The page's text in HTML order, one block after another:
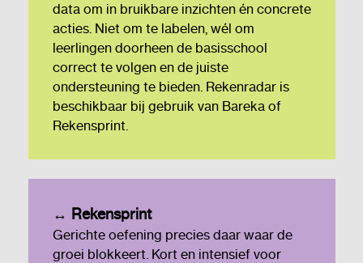
data om in bruikbare inzichten én concrete
acties. Niet om te labelen, wél om
leerlingen doorheen de basisschool
correct te volgen en de juiste
ondersteuning te bieden. Rekenradar is
beschikbaar bij gebruik van Bareka of
Rekensprint.
↔ Rekensprint
Gerichte oefening precies daar waar de
groei blokkeert. Kort en intensief voor